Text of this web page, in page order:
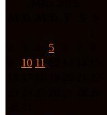
5
10 11